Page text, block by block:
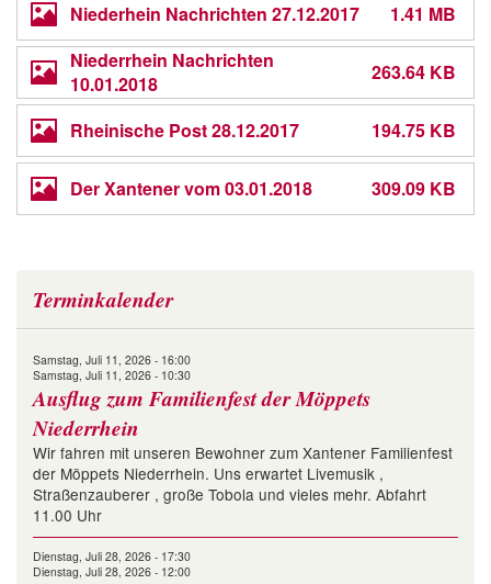
Niederhein Nachrichten 27.12.2017
1.41 MB
Niederrhein Nachrichten
10.01.2018
263.64 KB
Rheinische Post 28.12.2017 194.75 KB
Der Xantener vom 03.01.2018 309.09 KB
Terminkalender
Samstag, Juli 11, 2026 - 16:00
Samstag, Juli 11, 2026 - 10:30
Ausflug zum Familienfest der Möppets
Niederrhein
Wir fahren mit unseren Bewohner zum Xantener Familienfest
der Möppets Niederrhein. Uns erwartet Livemusik ,
Straßenzauberer , große Tobola und vieles mehr. Abfahrt
11.00 Uhr
Dienstag, Juli 28, 2026 - 17:30
Dienstag, Juli 28, 2026 - 12:00